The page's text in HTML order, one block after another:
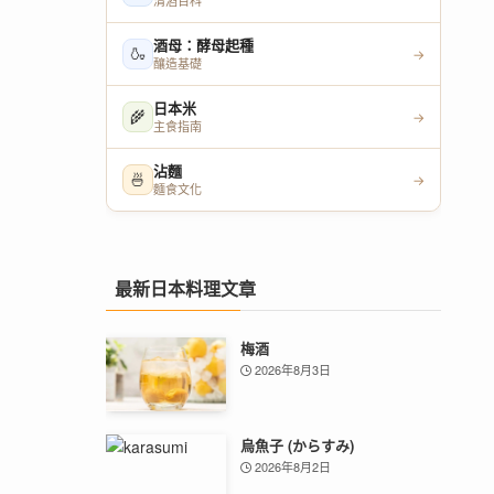
🍶 酒母：酵母起種
釀造基礎
→
🌾 日本米
主食指南
→
🍜 沾麵
麵食文化
→
最新日本料理文章
梅酒
2026年8月3日
烏魚子 (からすみ)
2026年8月2日